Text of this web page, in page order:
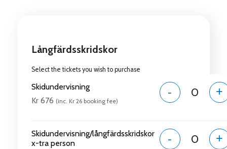
Långfärdsskridskor
Select the tickets you wish to purchase
Skidundervisning
Kr 676 (inc. Kr 26 booking fee)
- +
Skidundervisning/långfärdsskridskor
x-tra person
- +